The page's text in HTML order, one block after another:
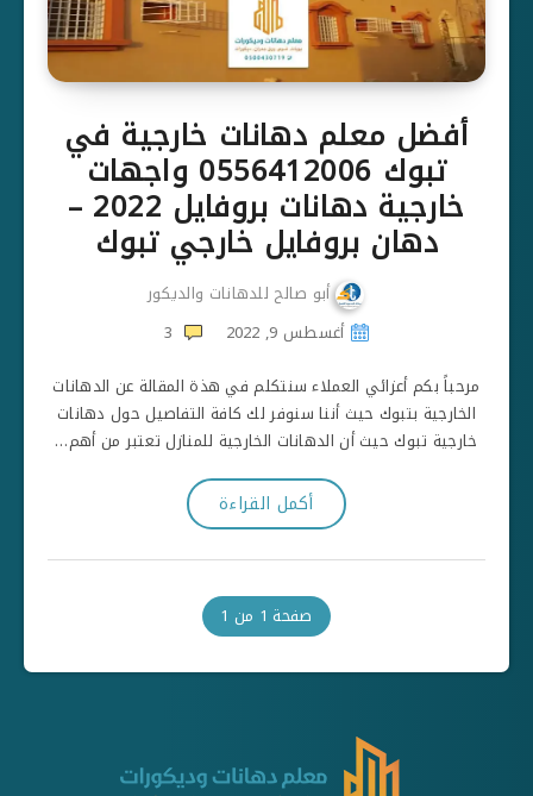
أفضل معلم دهانات خارجية في
تبوك 0556412006 واجهات
خارجية دهانات بروفايل 2022 –
دهان بروفايل خارجي تبوك
أبو صالح للدهانات والديكور
أغسطس 9, 2022
3
مرحباً بكم أعزائي العملاء سنتكلم في هذة المقالة عن الدهانات
الخارجية بتبوك حيث أننا سنوفر لك كافة التفاصيل حول دهانات
خارجية تبوك حيث أن الدهانات الخارجية للمنازل تعتبر من أهم…
أكمل القراءة
صفحة 1 من 1